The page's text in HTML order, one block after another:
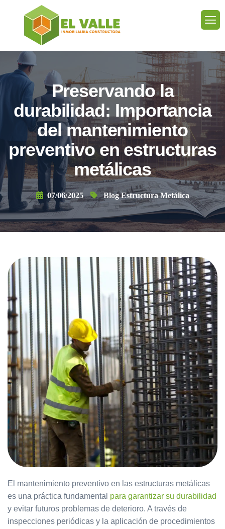
Preservando la
durabilidad: Importancia
del mantenimiento
preventivo en estructuras
metálicas
07/06/2025 Blog Estructura Metálica
El mantenimiento preventivo en las estructuras metálicas
es una práctica fundamental para garantizar su durabilidad
y evitar futuros problemas de deterioro. A través de
inspecciones periódicas y la aplicación de procedimientos